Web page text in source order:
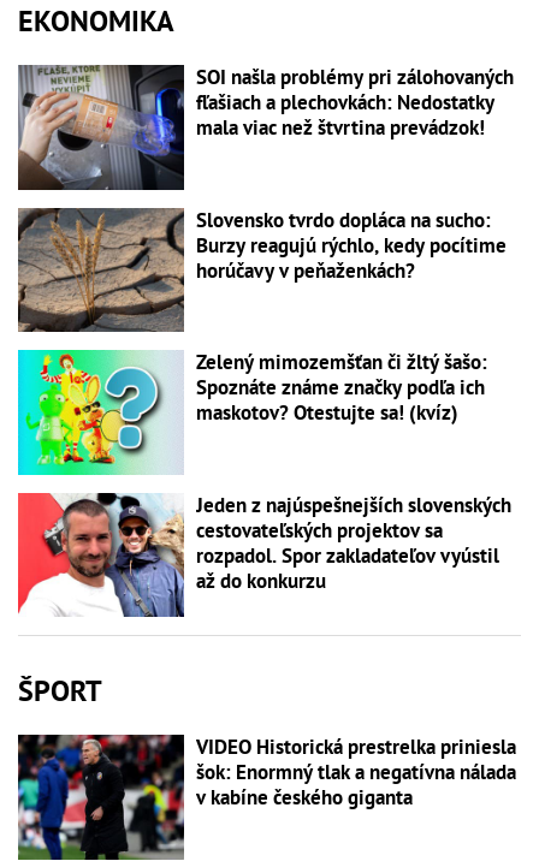
EKONOMIKA
SOI našla problémy pri zálohovaných
fľašiach a plechovkách: Nedostatky
mala viac než štvrtina prevádzok!
Slovensko tvrdo dopláca na sucho:
Burzy reagujú rýchlo, kedy pocítime
horúčavy v peňaženkách?
Zelený mimozemšťan či žltý šašo:
Spoznáte známe značky podľa ich
maskotov? Otestujte sa! (kvíz)
Jeden z najúspešnejších slovenských
cestovateľských projektov sa
rozpadol. Spor zakladateľov vyústil
až do konkurzu
ŠPORT
VIDEO Historická prestrelka priniesla
šok: Enormný tlak a negatívna nálada
v kabíne českého giganta